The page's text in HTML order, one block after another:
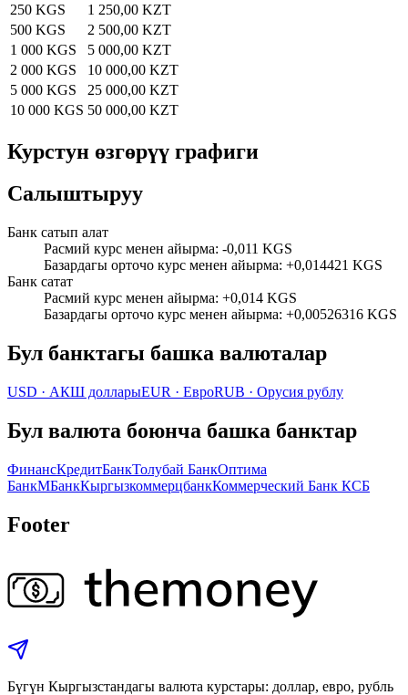
250 KGS
1 250,00 KZT
500 KGS
2 500,00 KZT
1 000 KGS
5 000,00 KZT
2 000 KGS
10 000,00 KZT
5 000 KGS
25 000,00 KZT
10 000 KGS 50 000,00 KZT
Курстун өзгөрүү графиги
Салыштыруу
Банк сатып алат
Расмий курс менен айырма: -0,011 KGS
Базардагы орточо курс менен айырма: +0,014421 KGS
Банк сатат
Расмий курс менен айырма: +0,014 KGS
Базардагы орточо курс менен айырма: +0,00526316 KGS
Бул банктагы башка валюталар
USD · АКШ долларыEUR · ЕвроRUB · Орусия рублу
Бул валюта боюнча башка банктар
ФинансКредитБанкТолубай БанкОптима
БанкМБанкКыргызкоммерцбанкКоммерческий Банк КСБ
Footer
Бүгүн Кыргызстандагы валюта курстары: доллар, евро, рубль